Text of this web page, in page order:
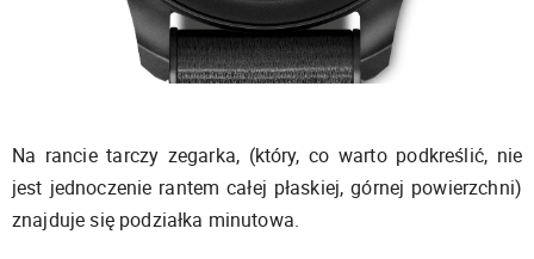
Na rancie tarczy zegarka, (który, co warto podkreślić, nie
jest jednoczenie rantem całej płaskiej, górnej powierzchni)
znajduje się podziałka minutowa.